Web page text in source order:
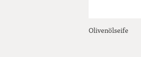
Olivenölseife